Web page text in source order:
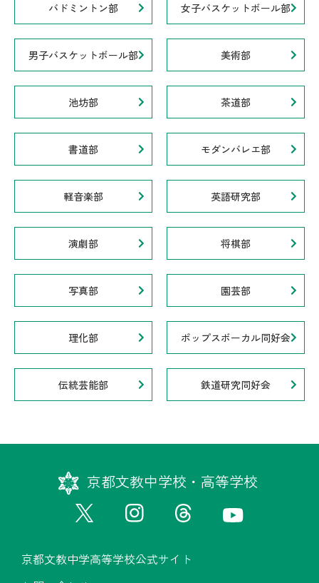
バドミントン部 女子バスケットボール部
男子バスケットボール部 美術部
池坊部 茶道部
書道部 モダンバレエ部
軽音楽部 英語研究部
演劇部 将棋部
写真部 園芸部
理化部 ポップスボーカル同好会
伝統芸能部 鉄道研究同好会
京都文教中学校・高等学校
京都文教中学高等学校公式サイト